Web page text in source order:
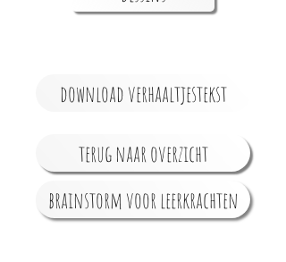
download verhaaltjestekst
terug naar overzicht
brainstorm voor leerkrachten